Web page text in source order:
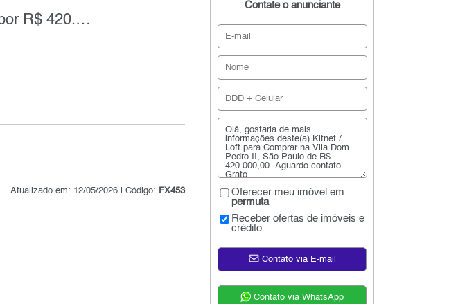
Kitnet / Loft, 1 Quarto à Venda, Vila Dom Pedro II, 26 m² por R$ 420.000,00
Atualizado em: 12/05/2026 | Código: FX453
Contate o anunciante
Oferecer meu imóvel em
permuta
Receber ofertas de imóveis e
crédito
Contato via E-mail
Contato via WhatsApp